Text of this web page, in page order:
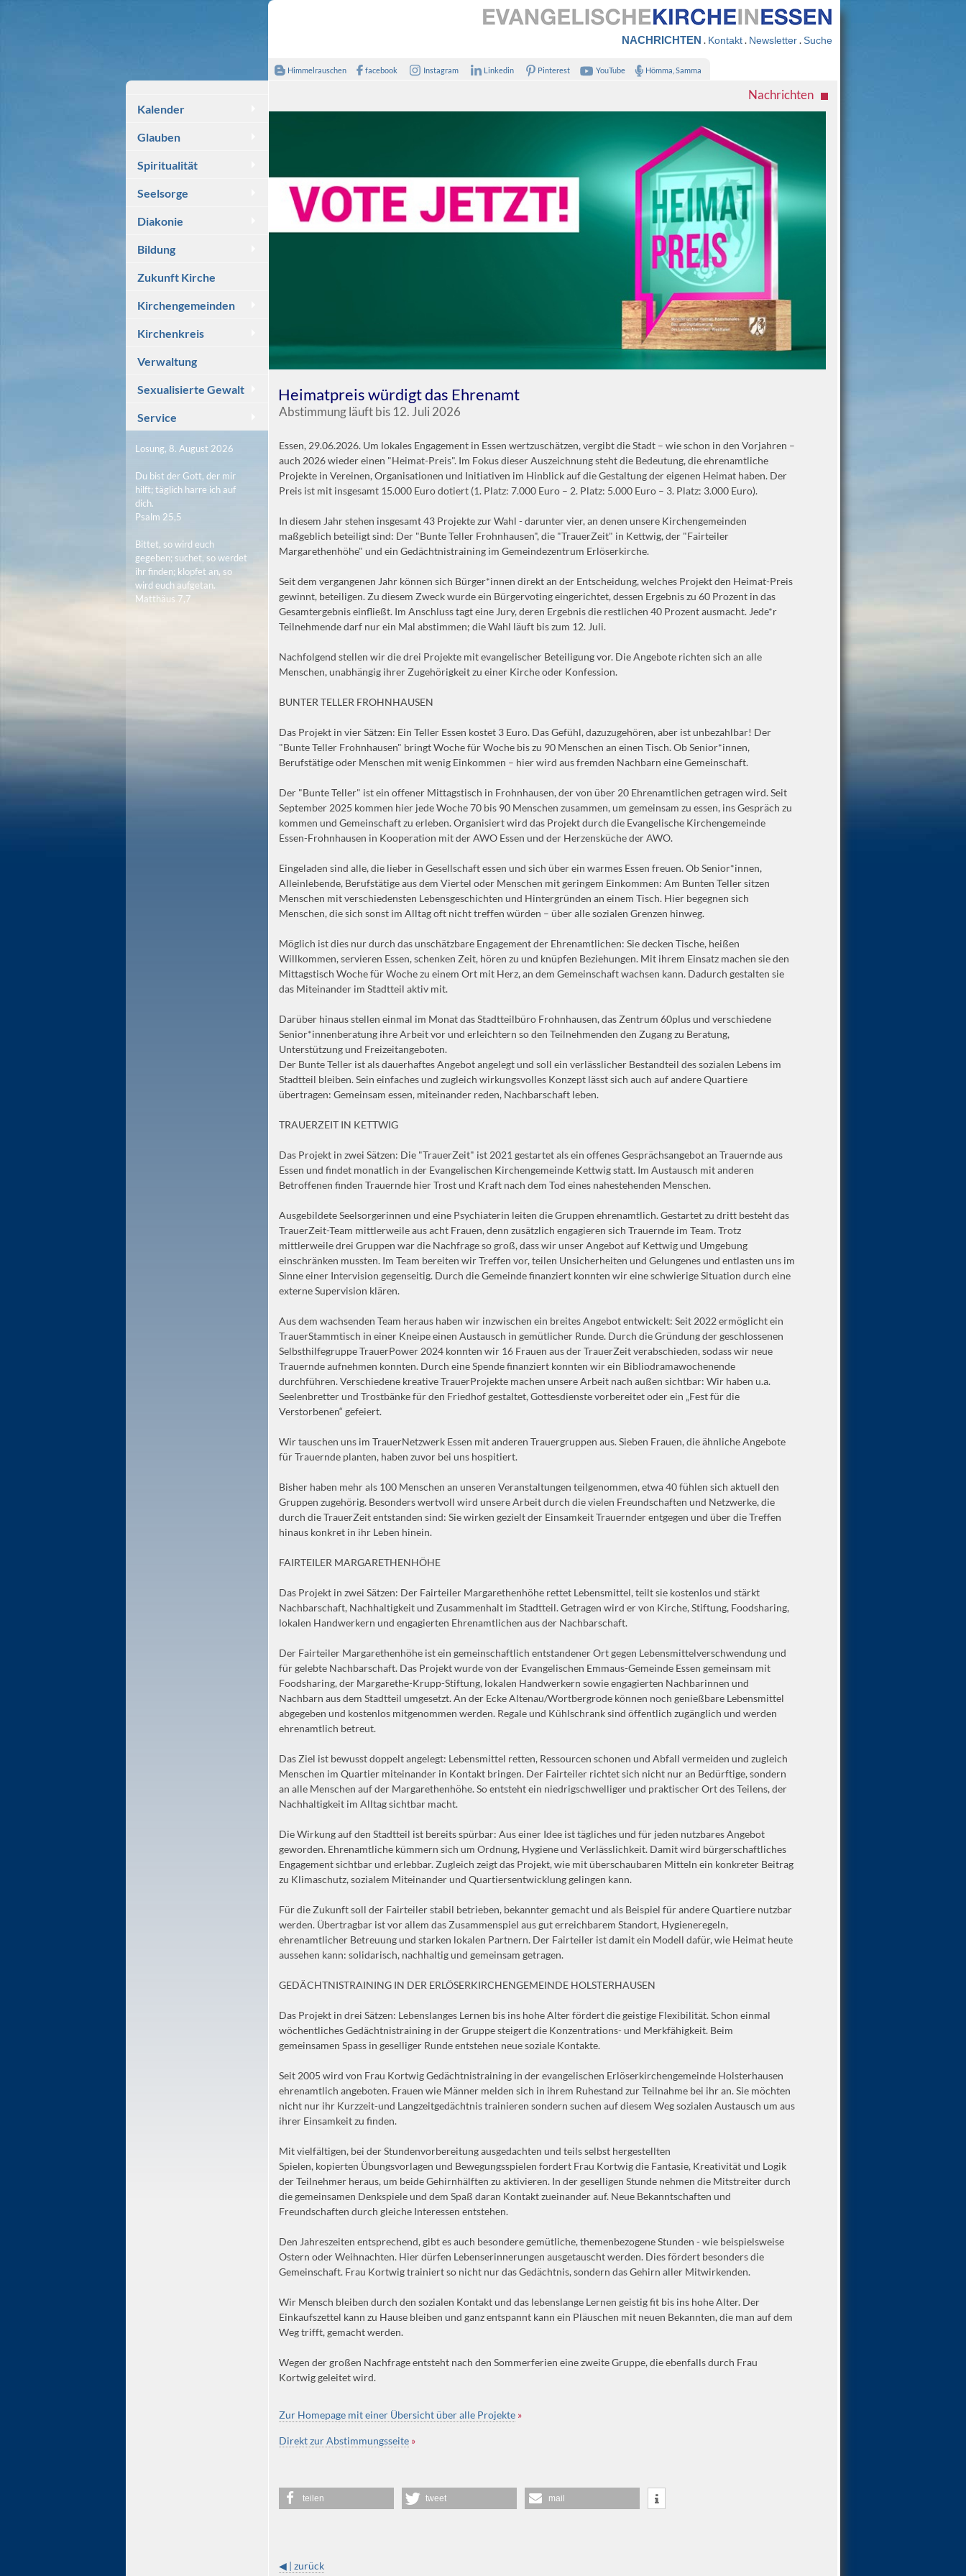
NACHRICHTEN . Kontakt. Newsletter.Suche
Himmelrauschen facebook Instagram Linkedin Pinterest YouTube Hömma, Samma
Kalender
Glauben
Spiritualität
Seelsorge
Diakonie
Bildung
Zukunft Kirche
Kirchengemeinden
Kirchenkreis
Verwaltung
Sexualisierte Gewalt
Service
Losung, 8. August 2026
Du bist der Gott, der mir
hilft; täglich harre ich auf
dich.
Psalm 25,5
Bittet, so wird euch
gegeben; suchet, so werdet
ihr finden; klopfet an, so
wird euch aufgetan.
Matthäus 7,7
Nachrichten
Heimatpreis würdigt das Ehrenamt
Abstimmung läuft bis 12. Juli 2026
Essen, 29.06.2026. Um lokales Engagement in Essen wertzuschätzen, vergibt die Stadt – wie schon in den Vorjahren –
auch 2026 wieder einen "Heimat-Preis". Im Fokus dieser Auszeichnung steht die Bedeutung, die ehrenamtliche
Projekte in Vereinen, Organisationen und Initiativen im Hinblick auf die Gestaltung der eigenen Heimat haben. Der
Preis ist mit insgesamt 15.000 Euro dotiert (1. Platz: 7.000 Euro – 2. Platz: 5.000 Euro – 3. Platz: 3.000 Euro).
In diesem Jahr stehen insgesamt 43 Projekte zur Wahl - darunter vier, an denen unsere Kirchengemeinden
maßgeblich beteiligt sind: Der "Bunte Teller Frohnhausen", die "TrauerZeit" in Kettwig, der "Fairteiler
Margarethenhöhe" und ein Gedächtnistraining im Gemeindezentrum Erlöserkirche.
Seit dem vergangenen Jahr können sich Bürger*innen direkt an der Entscheidung, welches Projekt den Heimat-Preis
gewinnt, beteiligen. Zu diesem Zweck wurde ein Bürgervoting eingerichtet, dessen Ergebnis zu 60 Prozent in das
Gesamtergebnis einfließt. Im Anschluss tagt eine Jury, deren Ergebnis die restlichen 40 Prozent ausmacht. Jede*r
Teilnehmende darf nur ein Mal abstimmen; die Wahl läuft bis zum 12. Juli.
Nachfolgend stellen wir die drei Projekte mit evangelischer Beteiligung vor. Die Angebote richten sich an alle
Menschen, unabhängig ihrer Zugehörigkeit zu einer Kirche oder Konfession.
BUNTER TELLER FROHNHAUSEN
Das Projekt in vier Sätzen: Ein Teller Essen kostet 3 Euro. Das Gefühl, dazuzugehören, aber ist unbezahlbar! Der
"Bunte Teller Frohnhausen" bringt Woche für Woche bis zu 90 Menschen an einen Tisch. Ob Senior*innen,
Berufstätige oder Menschen mit wenig Einkommen – hier wird aus fremden Nachbarn eine Gemeinschaft.
Der "Bunte Teller" ist ein offener Mittagstisch in Frohnhausen, der von über 20 Ehrenamtlichen getragen wird. Seit
September 2025 kommen hier jede Woche 70 bis 90 Menschen zusammen, um gemeinsam zu essen, ins Gespräch zu
kommen und Gemeinschaft zu erleben. Organisiert wird das Projekt durch die Evangelische Kirchengemeinde
Essen-Frohnhausen in Kooperation mit der AWO Essen und der Herzensküche der AWO.
Eingeladen sind alle, die lieber in Gesellschaft essen und sich über ein warmes Essen freuen. Ob Senior*innen,
Alleinlebende, Berufstätige aus dem Viertel oder Menschen mit geringem Einkommen: Am Bunten Teller sitzen
Menschen mit verschiedensten Lebensgeschichten und Hintergründen an einem Tisch. Hier begegnen sich
Menschen, die sich sonst im Alltag oft nicht treffen würden – über alle sozialen Grenzen hinweg.
Möglich ist dies nur durch das unschätzbare Engagement der Ehrenamtlichen: Sie decken Tische, heißen
Willkommen, servieren Essen, schenken Zeit, hören zu und knüpfen Beziehungen. Mit ihrem Einsatz machen sie den
Mittagstisch Woche für Woche zu einem Ort mit Herz, an dem Gemeinschaft wachsen kann. Dadurch gestalten sie
das Miteinander im Stadtteil aktiv mit.
Darüber hinaus stellen einmal im Monat das Stadtteilbüro Frohnhausen, das Zentrum 60plus und verschiedene
Senior*innenberatung ihre Arbeit vor und erleichtern so den Teilnehmenden den Zugang zu Beratung,
Unterstützung und Freizeitangeboten.
Der Bunte Teller ist als dauerhaftes Angebot angelegt und soll ein verlässlicher Bestandteil des sozialen Lebens im
Stadtteil bleiben. Sein einfaches und zugleich wirkungsvolles Konzept lässt sich auch auf andere Quartiere
übertragen: Gemeinsam essen, miteinander reden, Nachbarschaft leben.
TRAUERZEIT IN KETTWIG
Das Projekt in zwei Sätzen: Die "TrauerZeit" ist 2021 gestartet als ein offenes Gesprächsangebot an Trauernde aus
Essen und findet monatlich in der Evangelischen Kirchengemeinde Kettwig statt. Im Austausch mit anderen
Betroffenen finden Trauernde hier Trost und Kraft nach dem Tod eines nahestehenden Menschen.
Ausgebildete Seelsorgerinnen und eine Psychiaterin leiten die Gruppen ehrenamtlich. Gestartet zu dritt besteht das
TrauerZeit-Team mittlerweile aus acht Frauen, denn zusätzlich engagieren sich Trauernde im Team. Trotz
mittlerweile drei Gruppen war die Nachfrage so groß, dass wir unser Angebot auf Kettwig und Umgebung
einschränken mussten. Im Team bereiten wir Treffen vor, teilen Unsicherheiten und Gelungenes und entlasten uns im
Sinne einer Intervision gegenseitig. Durch die Gemeinde finanziert konnten wir eine schwierige Situation durch eine
externe Supervision klären.
Aus dem wachsenden Team heraus haben wir inzwischen ein breites Angebot entwickelt: Seit 2022 ermöglicht ein
TrauerStammtisch in einer Kneipe einen Austausch in gemütlicher Runde. Durch die Gründung der geschlossenen
Selbsthilfegruppe TrauerPower 2024 konnten wir 16 Frauen aus der TrauerZeit verabschieden, sodass wir neue
Trauernde aufnehmen konnten. Durch eine Spende finanziert konnten wir ein Bibliodramawochenende
durchführen. Verschiedene kreative TrauerProjekte machen unsere Arbeit nach außen sichtbar: Wir haben u.a.
Seelenbretter und Trostbänke für den Friedhof gestaltet, Gottesdienste vorbereitet oder ein „Fest für die
Verstorbenen“ gefeiert.
Wir tauschen uns im TrauerNetzwerk Essen mit anderen Trauergruppen aus. Sieben Frauen, die ähnliche Angebote
für Trauernde planten, haben zuvor bei uns hospitiert.
Bisher haben mehr als 100 Menschen an unseren Veranstaltungen teilgenommen, etwa 40 fühlen sich aktuell den
Gruppen zugehörig. Besonders wertvoll wird unsere Arbeit durch die vielen Freundschaften und Netzwerke, die
durch die TrauerZeit entstanden sind: Sie wirken gezielt der Einsamkeit Trauernder entgegen und über die Treffen
hinaus konkret in ihr Leben hinein.
FAIRTEILER MARGARETHENHÖHE
Das Projekt in zwei Sätzen: Der Fairteiler Margarethenhöhe rettet Lebensmittel, teilt sie kostenlos und stärkt
Nachbarschaft, Nachhaltigkeit und Zusammenhalt im Stadtteil. Getragen wird er von Kirche, Stiftung, Foodsharing,
lokalen Handwerkern und engagierten Ehrenamtlichen aus der Nachbarschaft.
Der Fairteiler Margarethenhöhe ist ein gemeinschaftlich entstandener Ort gegen Lebensmittelverschwendung und
für gelebte Nachbarschaft. Das Projekt wurde von der Evangelischen Emmaus-Gemeinde Essen gemeinsam mit
Foodsharing, der Margarethe-Krupp-Stiftung, lokalen Handwerkern sowie engagierten Nachbarinnen und
Nachbarn aus dem Stadtteil umgesetzt. An der Ecke Altenau/Wortbergrode können noch genießbare Lebensmittel
abgegeben und kostenlos mitgenommen werden. Regale und Kühlschrank sind öffentlich zugänglich und werden
ehrenamtlich betreut.
Das Ziel ist bewusst doppelt angelegt: Lebensmittel retten, Ressourcen schonen und Abfall vermeiden und zugleich
Menschen im Quartier miteinander in Kontakt bringen. Der Fairteiler richtet sich nicht nur an Bedürftige, sondern
an alle Menschen auf der Margarethenhöhe. So entsteht ein niedrigschwelliger und praktischer Ort des Teilens, der
Nachhaltigkeit im Alltag sichtbar macht.
Die Wirkung auf den Stadtteil ist bereits spürbar: Aus einer Idee ist tägliches und für jeden nutzbares Angebot
geworden. Ehrenamtliche kümmern sich um Ordnung, Hygiene und Verlässlichkeit. Damit wird bürgerschaftliches
Engagement sichtbar und erlebbar. Zugleich zeigt das Projekt, wie mit überschaubaren Mitteln ein konkreter Beitrag
zu Klimaschutz, sozialem Miteinander und Quartiersentwicklung gelingen kann.
Für die Zukunft soll der Fairteiler stabil betrieben, bekannter gemacht und als Beispiel für andere Quartiere nutzbar
werden. Übertragbar ist vor allem das Zusammenspiel aus gut erreichbarem Standort, Hygieneregeln,
ehrenamtlicher Betreuung und starken lokalen Partnern. Der Fairteiler ist damit ein Modell dafür, wie Heimat heute
aussehen kann: solidarisch, nachhaltig und gemeinsam getragen.
GEDÄCHTNISTRAINING IN DER ERLÖSERKIRCHENGEMEINDE HOLSTERHAUSEN
Das Projekt in drei Sätzen: Lebenslanges Lernen bis ins hohe Alter fördert die geistige Flexibilität. Schon einmal
wöchentliches Gedächtnistraining in der Gruppe steigert die Konzentrations- und Merkfähigkeit. Beim
gemeinsamen Spass in geselliger Runde entstehen neue soziale Kontakte.
Seit 2005 wird von Frau Kortwig Gedächtnistraining in der evangelischen Erlöserkirchengemeinde Holsterhausen
ehrenamtlich angeboten. Frauen wie Männer melden sich in ihrem Ruhestand zur Teilnahme bei ihr an. Sie möchten
nicht nur ihr Kurzzeit-und Langzeitgedächtnis trainieren sondern suchen auf diesem Weg sozialen Austausch um aus
ihrer Einsamkeit zu finden.
Mit vielfältigen, bei der Stundenvorbereitung ausgedachten und teils selbst hergestellten
Spielen, kopierten Übungsvorlagen und Bewegungsspielen fordert Frau Kortwig die Fantasie, Kreativität und Logik
der Teilnehmer heraus, um beide Gehirnhälften zu aktivieren. In der geselligen Stunde nehmen die Mitstreiter durch
die gemeinsamen Denkspiele und dem Spaß daran Kontakt zueinander auf. Neue Bekanntschaften und
Freundschaften durch gleiche Interessen entstehen.
Den Jahreszeiten entsprechend, gibt es auch besondere gemütliche, themenbezogene Stunden - wie beispielsweise
Ostern oder Weihnachten. Hier dürfen Lebenserinnerungen ausgetauscht werden. Dies fördert besonders die
Gemeinschaft. Frau Kortwig trainiert so nicht nur das Gedächtnis, sondern das Gehirn aller Mitwirkenden.
Wir Mensch bleiben durch den sozialen Kontakt und das lebenslange Lernen geistig fit bis ins hohe Alter. Der
Einkaufszettel kann zu Hause bleiben und ganz entspannt kann ein Pläuschen mit neuen Bekannten, die man auf dem
Weg trifft, gemacht werden.
Wegen der großen Nachfrage entsteht nach den Sommerferien eine zweite Gruppe, die ebenfalls durch Frau
Kortwig geleitet wird.
Zur Homepage mit einer Übersicht über alle Projekte »
Direkt zur Abstimmungsseite »
teilen tweet mail
◀ | zurück